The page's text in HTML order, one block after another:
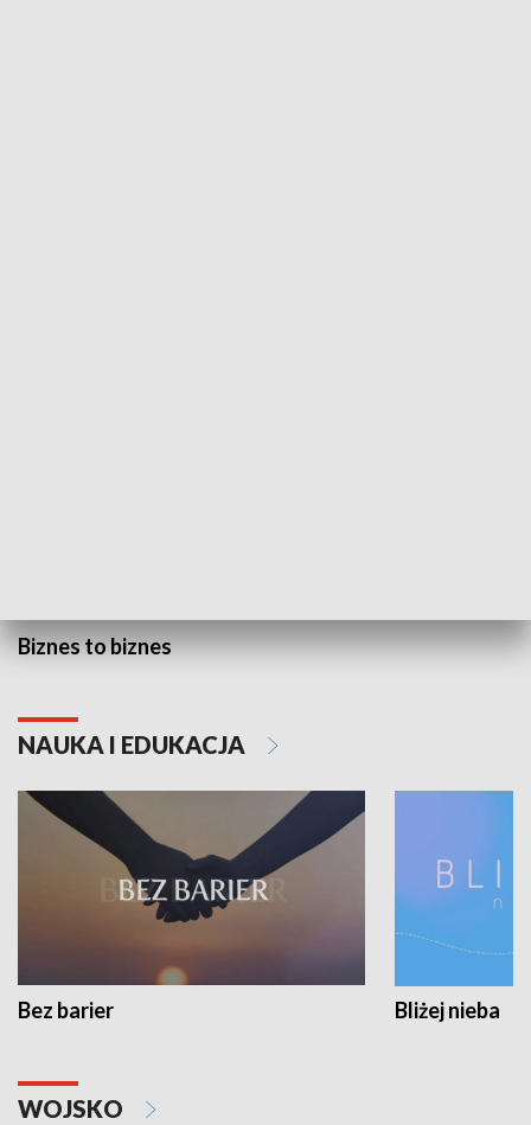
Biznes to biznes
NAUKA I EDUKACJA
Bez barier Bliżej nieba
WOJSKO